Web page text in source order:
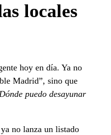
locales
hoy en día. Ya no
Madrid”, sino que
puedo desayunar
no lanza un listado